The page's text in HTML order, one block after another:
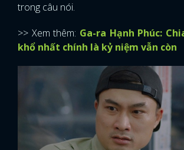
trong câu nói.
>> Xem thêm: Ga-ra Hạnh Phúc:
khổ nhất chính là kỷ niệm vẫn còn